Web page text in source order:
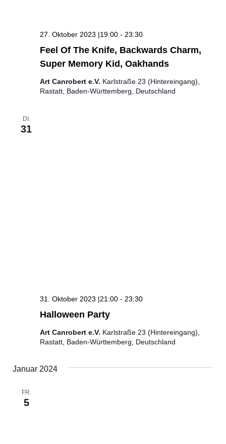
Feel Of The Knife, Backwards Charm,
Super Memory Kid, Oakhands
27. Oktober 2023 |19:00 - 23:30
Art Canrobert e.V. Karlstraße 23 (Hintereingang),
Rastatt, Baden-Württemberg, Deutschland
DI.
31
Halloween Party
31. Oktober 2023 |21:00 - 23:30
Art Canrobert e.V. Karlstraße 23 (Hintereingang),
Rastatt, Baden-Württemberg, Deutschland
Januar 2024
FR.
5